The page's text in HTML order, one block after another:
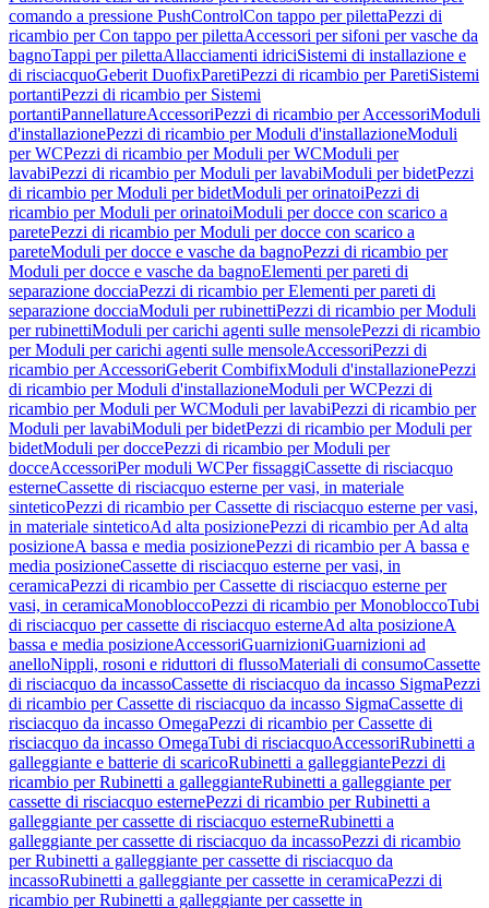
comando a pressione PushControlCon tappo per pilettaPezzi di
ricambio per Con tappo per pilettaAccessori per sifoni per vasche da
bagnoTappi per pilettaAllacciamenti idriciSistemi di installazione e
di risciacquoGeberit DuofixParetiPezzi di ricambio per ParetiSistemi
portantiPezzi di ricambio per Sistemi
portantiPannellatureAccessoriPezzi di ricambio per AccessoriModuli
d'installazionePezzi di ricambio per Moduli d'installazioneModuli
per WCPezzi di ricambio per Moduli per WCModuli per
lavabiPezzi di ricambio per Moduli per lavabiModuli per bidetPezzi
di ricambio per Moduli per bidetModuli per orinatoiPezzi di
ricambio per Moduli per orinatoiModuli per docce con scarico a
paretePezzi di ricambio per Moduli per docce con scarico a
pareteModuli per docce e vasche da bagnoPezzi di ricambio per
Moduli per docce e vasche da bagnoElementi per pareti di
separazione docciaPezzi di ricambio per Elementi per pareti di
separazione docciaModuli per rubinettiPezzi di ricambio per Moduli
per rubinettiModuli per carichi agenti sulle mensolePezzi di ricambio
per Moduli per carichi agenti sulle mensoleAccessoriPezzi di
ricambio per AccessoriGeberit CombifixModuli d'installazionePezzi
di ricambio per Moduli d'installazioneModuli per WCPezzi di
ricambio per Moduli per WCModuli per lavabiPezzi di ricambio per
Moduli per lavabiModuli per bidetPezzi di ricambio per Moduli per
bidetModuli per doccePezzi di ricambio per Moduli per
docceAccessoriPer moduli WCPer fissaggiCassette di risciacquo
esterneCassette di risciacquo esterne per vasi, in materiale
sinteticoPezzi di ricambio per Cassette di risciacquo esterne per vasi,
in materiale sinteticoAd alta posizionePezzi di ricambio per Ad alta
posizioneA bassa e media posizionePezzi di ricambio per A bassa e
media posizioneCassette di risciacquo esterne per vasi, in
ceramicaPezzi di ricambio per Cassette di risciacquo esterne per
vasi, in ceramicaMonobloccoPezzi di ricambio per MonobloccoTubi
di risciacquo per cassette di risciacquo esterneAd alta posizioneA
bassa e media posizioneAccessoriGuarnizioniGuarnizioni ad
anelloNippli, rosoni e riduttori di flussoMateriali di consumoCassette
di risciacquo da incassoCassette di risciacquo da incasso SigmaPezzi
di ricambio per Cassette di risciacquo da incasso SigmaCassette di
risciacquo da incasso OmegaPezzi di ricambio per Cassette di
risciacquo da incasso OmegaTubi di risciacquoAccessoriRubinetti a
galleggiante e batterie di scaricoRubinetti a galleggiantePezzi di
ricambio per Rubinetti a galleggianteRubinetti a galleggiante per
cassette di risciacquo esternePezzi di ricambio per Rubinetti a
galleggiante per cassette di risciacquo esterneRubinetti a
galleggiante per cassette di risciacquo da incassoPezzi di ricambio
per Rubinetti a galleggiante per cassette di risciacquo da
incassoRubinetti a galleggiante per cassette in ceramicaPezzi di
ricambio per Rubinetti a galleggiante per cassette in